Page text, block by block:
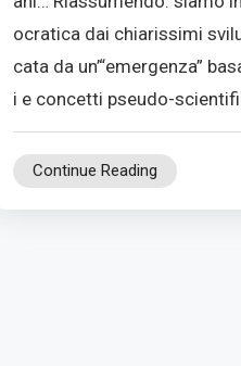
ocratica dai chiarissimi
cata da un’“emergenza”
i e concetti pseudo-
Continue Reading